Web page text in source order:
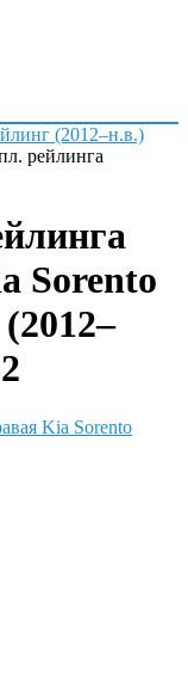
(2012–н.в.)
рейлинга
Sorento